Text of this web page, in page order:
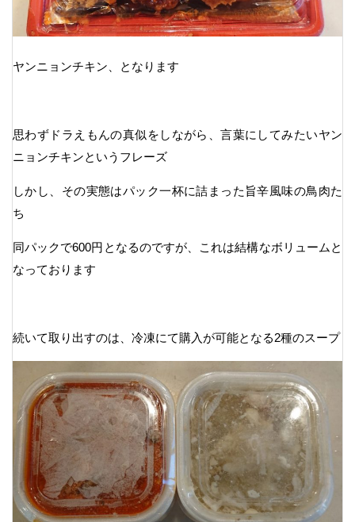
ヤンニョンチキン、となります
思わずドラえもんの真似をしながら、言葉にしてみたいヤン
ニョンチキンというフレーズ
しかし、その実態はパック一杯に詰まった旨辛風味の鳥肉た
ち
同パックで600円となるのですが、これは結構なボリュームと
なっております
続いて取り出すのは、冷凍にて購入が可能となる2種のスープ